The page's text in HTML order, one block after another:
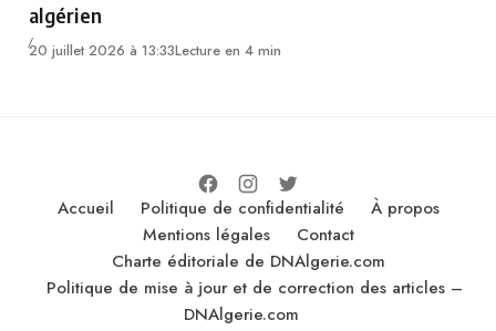
algérien
20 juillet 2026 à 13:33Lecture en 4 min
Accueil Politique de confidentialité
À propos
Mentions légales
Contact
Charte éditoriale de DNAlgerie.com
Politique de mise à jour et de correction des articles –
DNAlgerie.com